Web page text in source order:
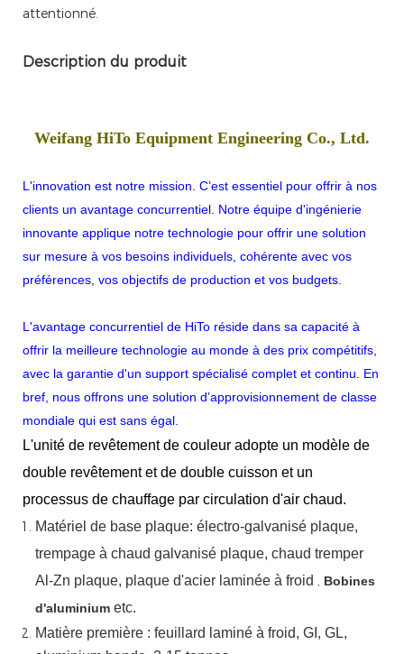
attentionné.
Description du produit
Weifang HiTo Equipment Engineering Co., Ltd.
L'innovation est notre mission. C’est essentiel pour offrir à nos
clients un avantage concurrentiel. Notre équipe d'ingénierie
innovante applique notre technologie pour offrir une solution
sur mesure à vos besoins individuels, cohérente avec vos
préférences, vos objectifs de production et vos budgets.
L'avantage concurrentiel de HiTo réside dans sa capacité à
offrir la meilleure technologie au monde à des prix compétitifs,
avec la garantie d'un support spécialisé complet et continu. En
bref, nous offrons une solution d’approvisionnement de classe
mondiale qui est sans égal.
L'unité de revêtement de couleur adopte un modèle de
double revêtement et de double cuisson et un
processus de chauffage par circulation d'air chaud.
Matériel de base plaque: électro-galvanisé plaque,
trempage à chaud galvanisé plaque, chaud tremper
Al-Zn plaque, plaque d'acier laminée à froid , Bobines
d'aluminium etc.
Matière première : feuillard laminé à froid, GI, GL,